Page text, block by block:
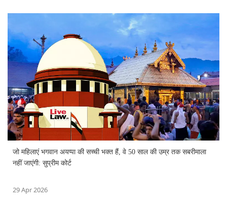
जो महिलाएं भगवान अयप्पा की सच्ची भक्त हैं, वे 50 साल की उम्र तक सबरीमाला
नहीं जाएंगी: सुप्रीम कोर्ट
29 Apr 2026